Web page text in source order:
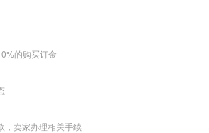
的购买订金
，卖家办理相关手续